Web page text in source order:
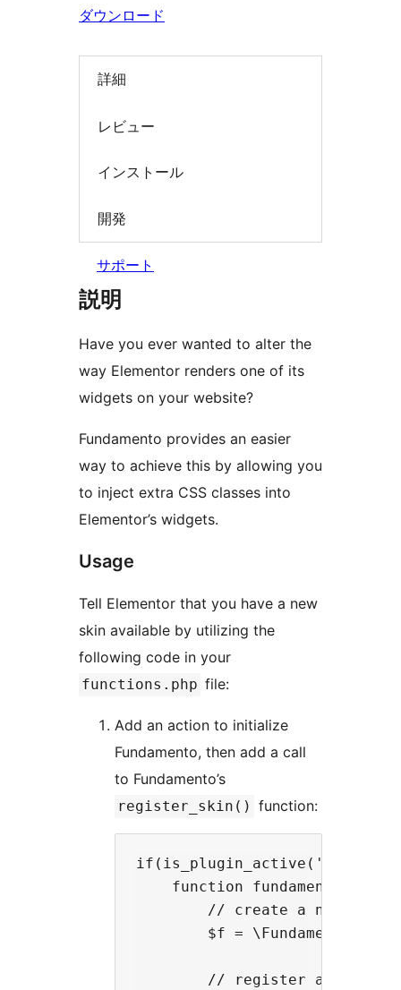
ダウンロード
詳細
レビュー
インストール
開発
サポート
説明
Have you ever wanted to alter the
way Elementor renders one of its
widgets on your website?
Fundamento provides an easier
way to achieve this by allowing you
to inject extra CSS classes into
Elementor’s widgets.
Usage
Tell Elementor that you have a new
skin available by utilizing the
following code in your
functions.php file:
Add an action to initialize
Fundamento, then add a call
to Fundamento’s
register_skin() function:
function
// create a new
$f =
// register a new